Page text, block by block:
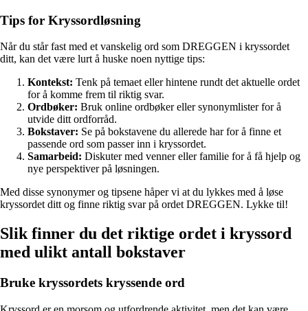
Tips for Kryssordløsning
Når du står fast med et vanskelig ord som DREGGEN i kryssordet
ditt, kan det være lurt å huske noen nyttige tips:
Kontekst: Tenk på temaet eller hintene rundt det aktuelle ordet
for å komme frem til riktig svar.
Ordbøker: Bruk online ordbøker eller synonymlister for å
utvide ditt ordforråd.
Bokstaver: Se på bokstavene du allerede har for å finne et
passende ord som passer inn i kryssordet.
Samarbeid: Diskuter med venner eller familie for å få hjelp og
nye perspektiver på løsningen.
Med disse synonymer og tipsene håper vi at du lykkes med å løse
kryssordet ditt og finne riktig svar på ordet DREGGEN. Lykke til!
Slik finner du det riktige ordet i kryssord
med ulikt antall bokstaver
Bruke kryssordets kryssende ord